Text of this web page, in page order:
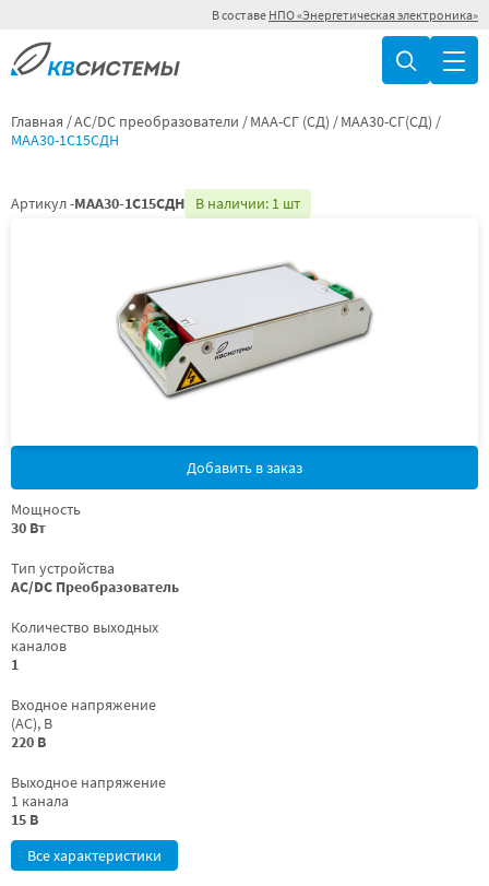
В составе НПО «Энергетическая электроника»
Главная AC/DC преобразователи МАА-СГ (СД)
МАА30-СГ(СД)
МАА30-1С15СДН
Артикул -МАА30-1С15СДН В наличии: 1 шт
Добавить в заказ
Мощность
30 Вт
Тип устройства
AC/DC Преобразователь
Количество выходных
каналов
1
Входное напряжение
(AC), В
220 В
Выходное напряжение
1 канала
15 В
Все характеристики